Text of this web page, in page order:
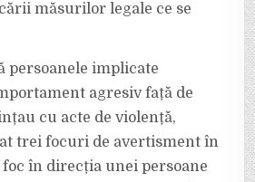
măsurilor legale ce se
persoanele implicate
agresiv față de
cu acte de violență,
trei focuri de avertisment în
în direcția unei persoane